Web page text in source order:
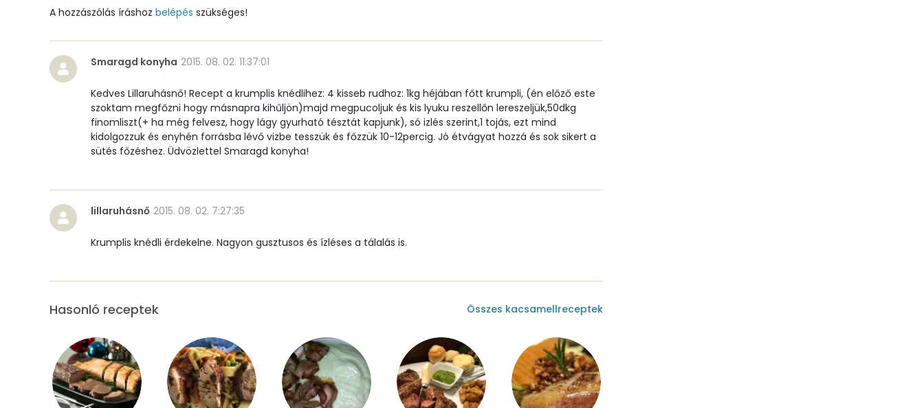
Nátrium
Réz
1 mg
Szénhidrát
Összesen
Élelmi rost
Összesen 298.8 g
Összesen
0
A vitamin (RAE):
212 micro
A hozzászólás íráshoz belépés szükséges!
Smaragd konyha 2015. 08. 02. 11:37:01
Kedves Lillaruhásnő! Recept a krumplis knédlihez: 4 kisseb rudhoz: 1kg héjában főtt krumpli, (én előző este
szoktam megfőzni hogy másnapra kihűljön)majd megpucoljuk és kis lyuku reszellőn lereszeljük,50dkg
finomliszt(+ ha még felvesz, hogy lágy gyurható tésztát kapjunk), só izlés szerint,1 tojás, ezt mind
kidolgozzuk és enyhén forrásba lévő vizbe tesszük és főzzük 10-12percig. Jó étvágyat hozzá és sok sikert a
sütés főzéshez. Üdvözlettel Smaragd konyha!
lillaruhásnő 2015. 08. 02. 7:27:35
Krumplis knédli érdekelne. Nagyon gusztusos és ízléses a tálalás is.
Hasonló receptek Összes kacsamellreceptek